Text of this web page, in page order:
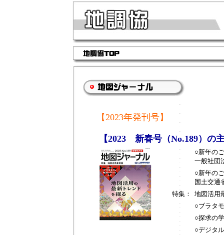
【2023年発刊号】
【2023 新春号（No.189）の
○新年の
一般社団
○新年の
国土交通
特集：
地図活用
○ブラタ
○探求の
○デジタ